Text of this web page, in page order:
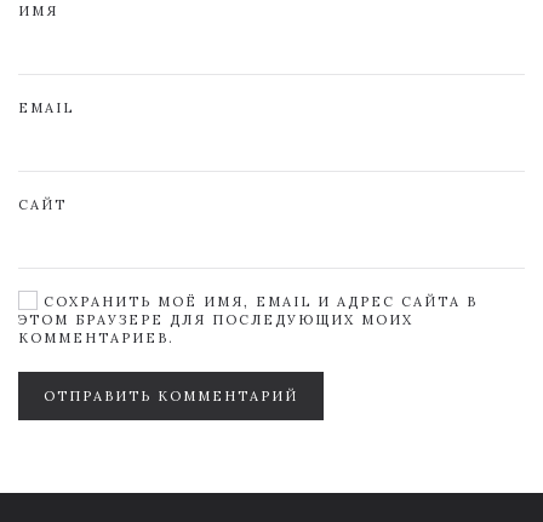
ИМЯ
EMAIL
САЙТ
СОХРАНИТЬ МОЁ ИМЯ, EMAIL И АДРЕС САЙТА В
ЭТОМ БРАУЗЕРЕ ДЛЯ ПОСЛЕДУЮЩИХ МОИХ
КОММЕНТАРИЕВ.
ОТПРАВИТЬ КОММЕНТАРИЙ